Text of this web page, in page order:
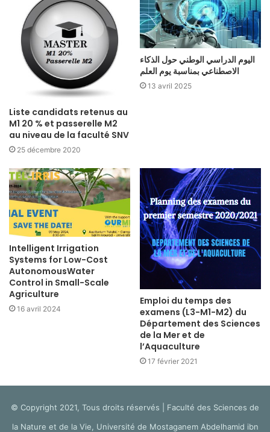
Liste candidats retenus au
M1 20 % et passerelle M2
au niveau de la faculté SNV
25 décembre 2020
اليوم الدراسي الوطني حول الذكاء
الاصطناعي بمناسبة يوم العلم
13 avril 2025
Intelligent Irrigation
Systems for Low-Cost
AutonomousWater
Control in Small-Scale
Agriculture
16 avril 2024
Emploi du temps des
examens (L3-M1-M2) du
Département des Sciences
de la Mer et de
l’Aquaculture
17 février 2021
© Copyright 2021, Tous droits réservés | Faculté des Sciences de
la Nature et de la Vie, Université de Mostaganem Abdelhamid ibn